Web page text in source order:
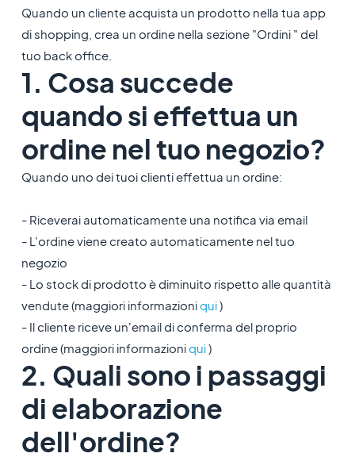
Quando un cliente acquista un prodotto nella tua app
di shopping, crea un ordine nella sezione "Ordini " del
tuo back office.
1. Cosa succede
quando si effettua un
ordine nel tuo negozio?
Quando uno dei tuoi clienti effettua un ordine:
- Riceverai automaticamente una notifica via email
- L'ordine viene creato automaticamente nel tuo
negozio
- Lo stock di prodotto è diminuito rispetto alle quantità
vendute (maggiori informazioniqui)
- Il cliente riceve un'email di conferma del proprio
ordine (maggiori informazioniqui)
2. Quali sono i passaggi
di elaborazione
dell'ordine?